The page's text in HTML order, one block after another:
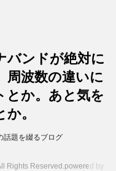
バンドが絶対に
周波数の違いに
とか。あと気を
。
話題を綴るブログ
Rights Reserved. powered by